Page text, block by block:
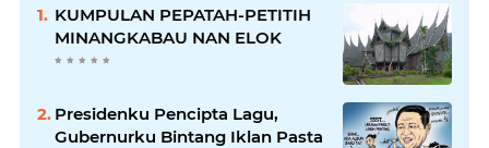
KUMPULAN PEPATAH-PETITIH
MINANGKABAU NAN ELOK
Presidenku Pencipta Lagu,
Gubernurku Bintang Iklan Pasta